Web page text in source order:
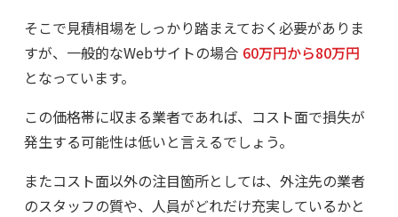
そこで見積相場をしっかり踏まえておく必要がありま
すが、一般的なWebサイトの場合 60万円から80万円
となっています。
この価格帯に収まる業者であれば、コスト面で損失が
発生する可能性は低いと言えるでしょう。
またコスト面以外の注目箇所としては、外注先の業者
のスタッフの質や、人員がどれだけ充実しているかと